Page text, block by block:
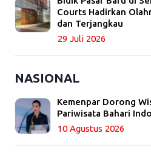
Courts Hadirkan
dan Terjangkau
29 Juli 2026
NASIONAL
Kemenpar Dorong
Pariwisata Bahari
10 Agustus 2026